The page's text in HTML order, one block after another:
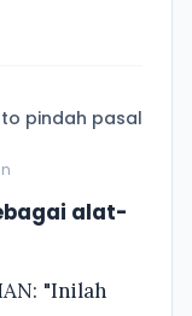
pindah pasal
alat-
"Inilah